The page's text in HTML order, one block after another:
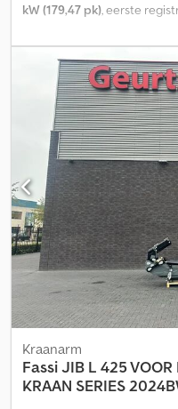
kW (179,47 pk) , eerste
automatisch, emissieklasse:
laadruimte lengte:5.200 mm
laadruimtehoogte:2.450 mm
airconditioning, centrale
stabiliteitsprogramma
roetfilter, * Iveco Daily
* Bouwjaar 2017 *
kW 132 * Laadruimte lengte
mm * Wielbasis 4500 mm *
Laadvermogen 3345 kg *
Airconditioning * Cruise
* Werkuren van ma t/m vr
17:00. * E-mail: * Tel/
Tel/WhatsApp/Viber Engels:
Kraanarm
FassiJIB L 425 VOOR
KRAAN SERIES